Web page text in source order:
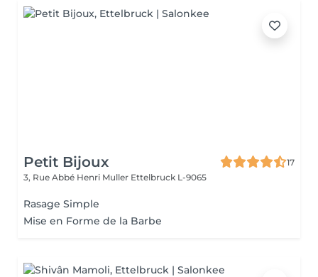
Petit Bijoux
17
3, Rue Abbé Henri Muller Ettelbruck L-9065
Rasage Simple
Mise en Forme de la Barbe